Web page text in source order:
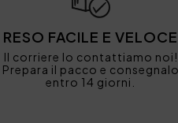
RESO FACILE E VELOCE
Il corriere lo contattiamo noi!
Prepara il pacco e consegnalo
entro 14 giorni.